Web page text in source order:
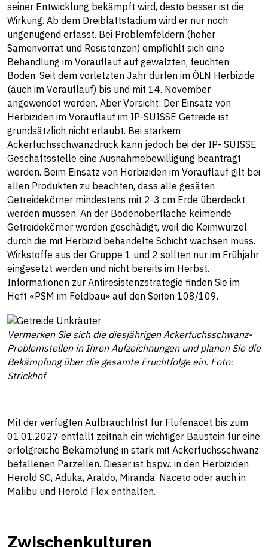
seiner Entwicklung bekämpft wird, desto besser ist die
Wirkung. Ab dem Dreiblattstadium wird er nur noch
ungenügend erfasst. Bei Problemfeldern (hoher
Samenvorrat und Resistenzen) empfiehlt sich eine
Behandlung im Vorauflauf auf gewalzten, feuchten
Boden. Seit dem vorletzten Jahr dürfen im ÖLN Herbizide
(auch im Vorauflauf) bis und mit 14. November
angewendet werden. Aber Vorsicht: Der Einsatz von
Herbiziden im Vorauflauf im IP-SUISSE Getreide ist
grundsätzlich nicht erlaubt. Bei starkem
Ackerfuchsschwanzdruck kann jedoch bei der IP- SUISSE
Geschäftsstelle eine Ausnahmebewilligung beantragt
werden. Beim Einsatz von Herbiziden im Vorauflauf gilt bei
allen Produkten zu beachten, dass alle gesäten
Getreidekörner mindestens mit 2-3 cm Erde überdeckt
werden müssen. An der Bodenoberfläche keimende
Getreidekörner werden geschädigt, weil die Keimwurzel
durch die mit Herbizid behandelte Schicht wachsen muss.
Wirkstoffe aus der Gruppe 1 und 2 sollten nur im Frühjahr
eingesetzt werden und nicht bereits im Herbst.
Informationen zur Antiresistenzstrategie finden Sie im
Heft «PSM im Feldbau» auf den Seiten 108/109.
Vermerken Sie sich die diesjährigen Ackerfuchsschwanz-
Problemstellen in Ihren Aufzeichnungen und planen Sie die
Bekämpfung über die gesamte Fruchtfolge ein. Foto:
Strickhof
Mit der verfügten Aufbrauchfrist für Flufenacet bis zum
01.01.2027 entfällt zeitnah ein wichtiger Baustein für eine
erfolgreiche Bekämpfung in stark mit Ackerfuchsschwanz
befallenen Parzellen. Dieser ist bspw. in den Herbiziden
Herold SC, Aduka, Araldo, Miranda, Naceto oder auch in
Malibu und Herold Flex enthalten.
Zwischenkulturen